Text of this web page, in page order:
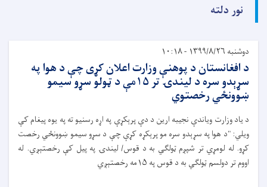
نور دلته
دوشنبه ۱۳۹۹/۸/۲۶ - ۱۰:۱۸
د افغانستان د پوهنې وزارت اعلان کړی چې د هوا په
سړېدو سره د لیندۍ تر ۱۵مې د ټولو سړو سیمو
ښوونځي رخصتوي
د یاد وزارت ویاندې نجیبه ارین د دې پرېکړې په اړه رسنیو ته په یوه پیغام کې
ویلي: "د هوا په سړېدو سره مو پرېکړه کړې چې د سړو سیمو ښوونځي رخصت
کړو. له لومړي تر شپږم ټولګي به د قوس/ لیندۍ په پيل کې رخصتېږي. له
اووم تر دولسم ټولګي به د قوس په ۱۵مه رخصتېږي